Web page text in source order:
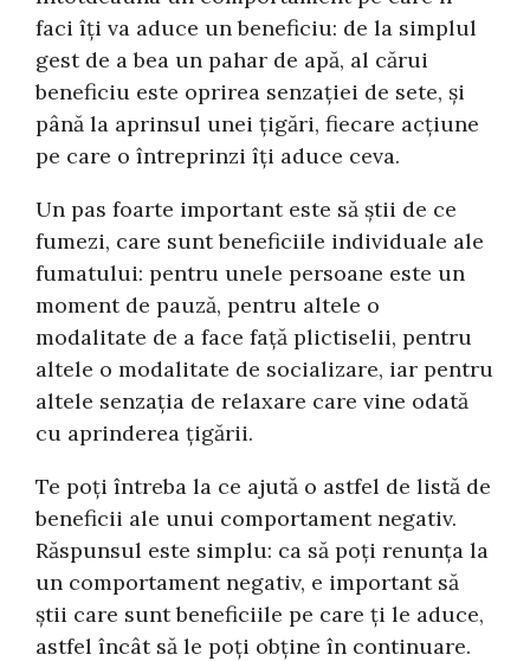
faci îți va aduce un beneficiu: de la simplul
gest de a bea un pahar de apă, al cărui
beneficiu este oprirea senzației de sete, și
până la aprinsul unei țigări, fiecare acțiune
pe care o întreprinzi îți aduce ceva.
Un pas foarte important este să știi de ce
fumezi, care sunt beneficiile individuale ale
fumatului: pentru unele persoane este un
moment de pauză, pentru altele o
modalitate de a face față plictiselii, pentru
altele o modalitate de socializare, iar pentru
altele senzația de relaxare care vine odată
cu aprinderea țigării.
Te poți întreba la ce ajută o astfel de listă de
beneficii ale unui comportament negativ.
Răspunsul este simplu: ca să poți renunța la
un comportament negativ, e important să
știi care sunt beneficiile pe care ți le aduce,
astfel încât să le poți obține în continuare.